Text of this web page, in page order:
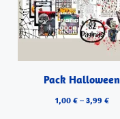
Pack Halloween
1,00 €– 3,99 €